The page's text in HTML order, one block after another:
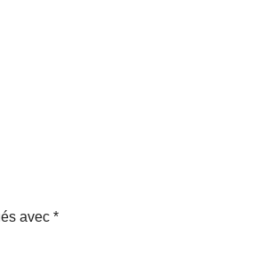
avec *